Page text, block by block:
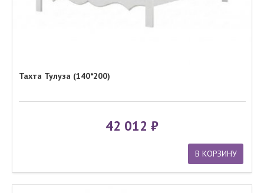
Тахта Тулуза (140*200)
42 012
В КОРЗИНУ